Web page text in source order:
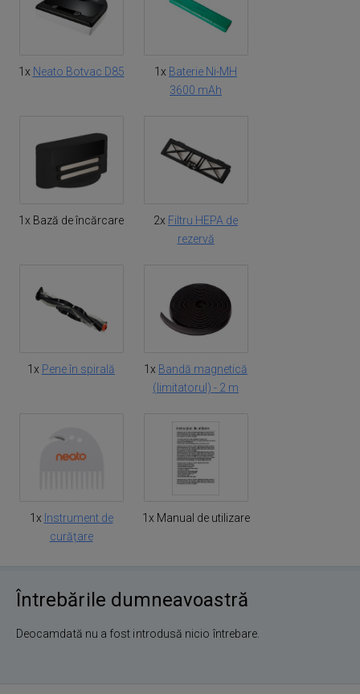
1x Neato Botvac D85 1x Baterie Ni-MH
3600 mAh
1x Bază de încărcare 2x Filtru HEPA de
rezervă
1x Pene în spirală 1x Bandă magnetică
(limitatorul) - 2 m
1x Instrument de
curățare
1x Manual de utilizare
Întrebările dumneavoastră
Deocamdată nu a fost introdusă nicio întrebare.